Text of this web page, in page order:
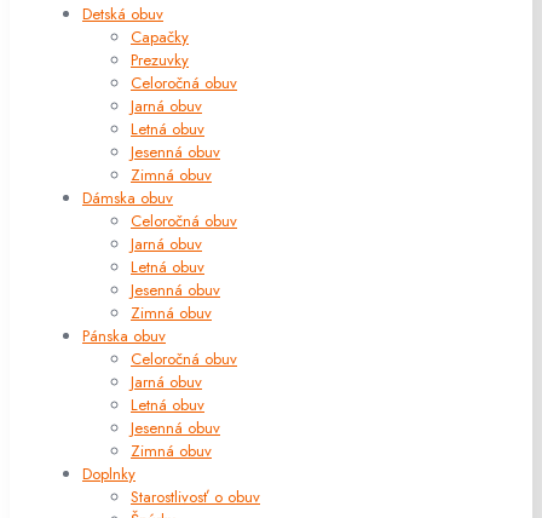
Detská obuv
Capačky
Prezuvky
Celoročná obuv
Jarná obuv
Letná obuv
Jesenná obuv
Zimná obuv
Dámska obuv
Celoročná obuv
Jarná obuv
Letná obuv
Jesenná obuv
Zimná obuv
Pánska obuv
Celoročná obuv
Jarná obuv
Letná obuv
Jesenná obuv
Zimná obuv
Doplnky
Starostlivosť o obuv